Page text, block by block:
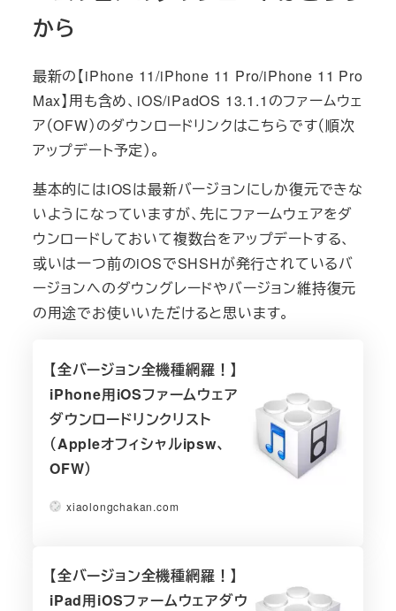
から
最新の【iPhone 11/iPhone 11 Pro/iPhone 11 Pro
Max】用も含め、iOS/iPadOS 13.1.1のファームウェ
ア（OFW）のダウンロードリンクはこちらです（順次
アップデート予定）。
基本的にはiOSは最新バージョンにしか復元できな
いようになっていますが、先にファームウェアをダ
ウンロードしておいて複数台をアップデートする、
或いは一つ前のiOSでSHSHが発行されているバ
ージョンへのダウングレードやバージョン維持復元
の用途でお使いいただけると思います。
【全バージョン全機種網羅！】
iPhone用iOSファームウェア
ダウンロードリンクリスト
（Appleオフィシャルipsw、
OFW）
xiaolongchakan.com
【全バージョン全機種網羅！】
iPad用iOSファームウェアダウ